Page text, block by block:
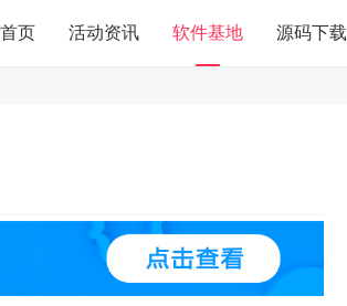
首页 活动资讯 软件基地 源码下载